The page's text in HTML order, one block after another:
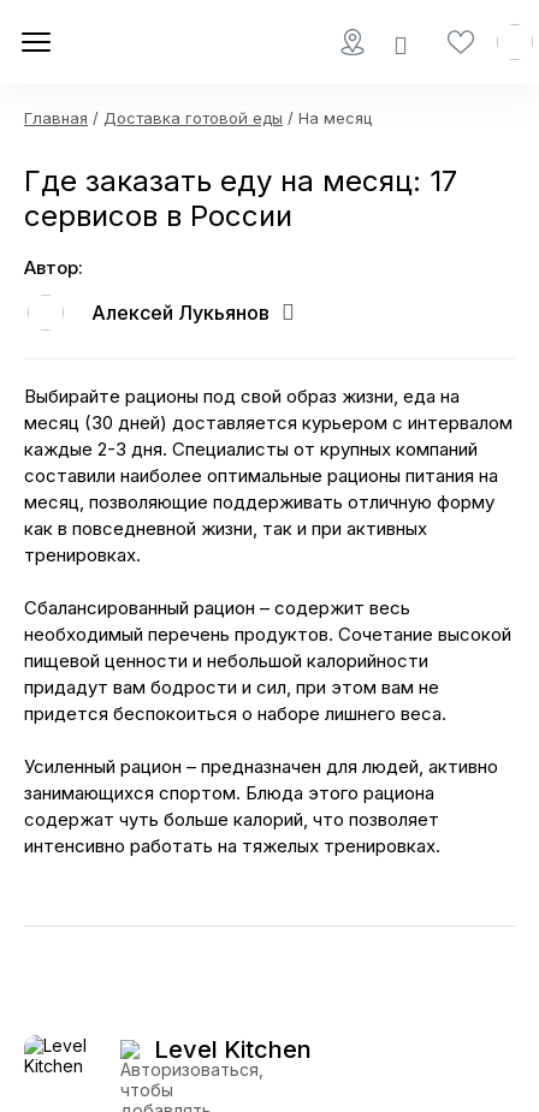
Главная / Доставка готовой еды / На месяц
Где заказать еду на месяц: 17
сервисов в России
Автор:
Алексей Лукьянов
Выбирайте рационы под свой образ жизни, еда на
месяц (30 дней) доставляется курьером с интервалом
каждые 2-3 дня. Специалисты от крупных компаний
составили наиболее оптимальные рационы питания на
месяц, позволяющие поддерживать отличную форму
как в повседневной жизни, так и при активных
тренировках.
Сбалансированный рацион – содержит весь
необходимый перечень продуктов. Сочетание высокой
пищевой ценности и небольшой калорийности
придадут вам бодрости и сил, при этом вам не
придется беспокоиться о наборе лишнего веса.
Усиленный рацион – предназначен для людей, активно
занимающихся спортом. Блюда этого рациона
содержат чуть больше калорий, что позволяет
интенсивно работать на тяжелых тренировках.
Level Kitchen